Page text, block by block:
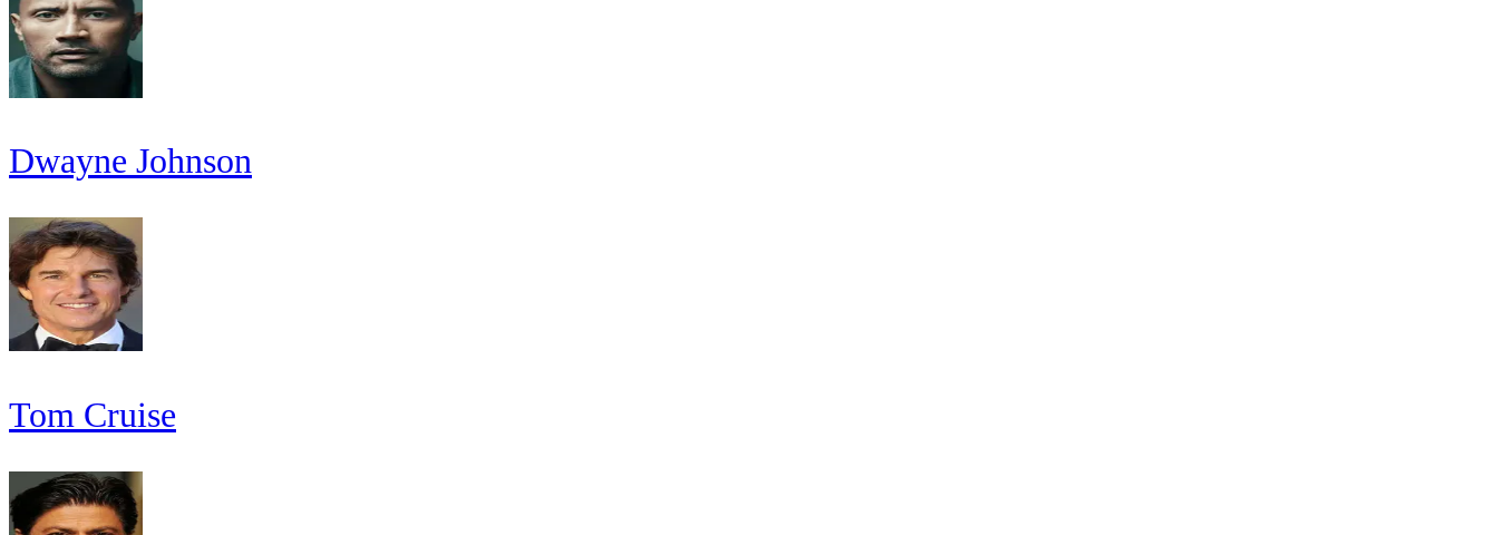
Dwayne Johnson
Tom Cruise